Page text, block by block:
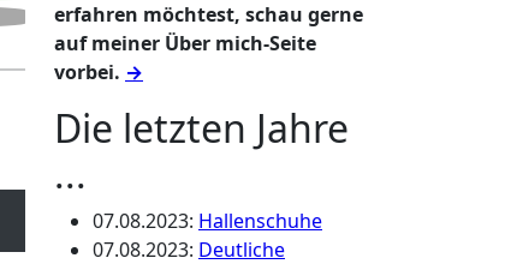
erfahren möchtest, schau gerne
auf meiner Über mich-Seite
vorbei. →
Die letzten Jahre
...
07.08.2023: Hallenschuhe
07.08.2023: Deutliche